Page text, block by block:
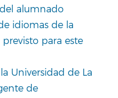
alumnado
idiomas de la
para este
Universidad de La
de